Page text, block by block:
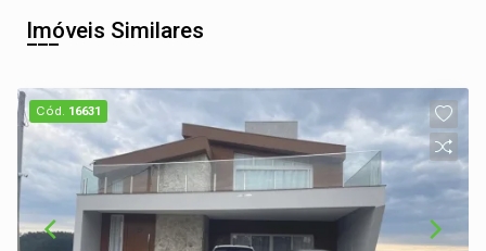
Imóveis Similares
Cód. 16631